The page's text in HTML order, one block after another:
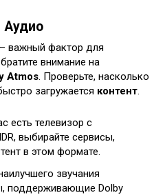
Аудио
– важный фактор для
внимание на
Atmos . Проверьте, насколько
загружается контент
есть телевизор с
выбирайте сервисы,
в этом формате.
звучания
поддерживающие Dolby